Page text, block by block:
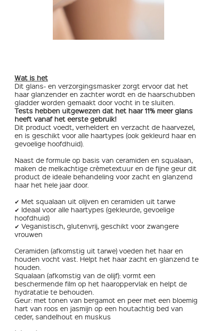
Wat is het
Dit glans- en verzorgingsmasker zorgt ervoor dat het
haar glanzender en zachter wordt en de haarschubben
gladder worden gemaakt door vocht in te sluiten.
Tests hebben uitgewezen dat het haar 11% meer glans
heeft vanaf het eerste gebruik!
Dit product voedt, verheldert en verzacht de haarvezel,
en is geschikt voor alle haartypes (ook gekleurd haar en
gevoelige hoofdhuid).
Naast de formule op basis van ceramiden en squalaan,
maken de melkachtige crèmetextuur en de fijne geur dit
product de ideale behandeling voor zacht en glanzend
haar het hele jaar door.
✔ Met squalaan uit olijven en ceramiden uit tarwe
✔ Ideaal voor alle haartypes (gekleurde, gevoelige
hoofdhuid)
✔ Veganistisch, glutenvrij, geschikt voor zwangere
vrouwen
Ceramiden (afkomstig uit tarwe) voeden het haar en
houden vocht vast. Helpt het haar zacht en glanzend te
houden.
Squalaan (afkomstig van de olijf): vormt een
beschermende film op het haaroppervlak en helpt de
hydratatie te behouden.
Geur: met tonen van bergamot en peer met een bloemig
hart van roos en jasmijn op een houtachtig bed van
ceder, sandelhout en muskus